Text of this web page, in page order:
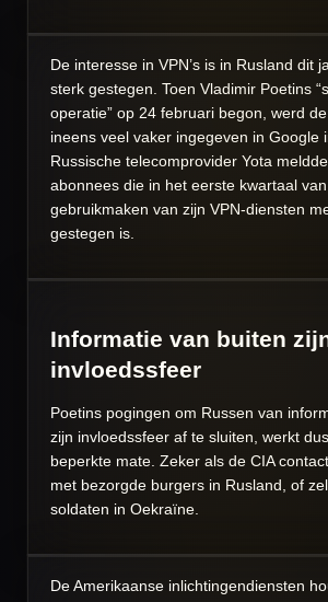
De interesse in VPN’s is in Rusland dit
sterk gestegen. Toen Vladimir Poetins
operatie” op 24 februari begon, werd
ineens veel vaker ingegeven in Google
Russische telecomprovider Yota
abonnees die in het eerste kwartaal
gebruikmaken van zijn VPN-diensten
gestegen is.
Informatie van buiten
invloedssfeer
Poetins pogingen om Russen van
zijn invloedssfeer af te sluiten, werkt
beperkte mate. Zeker als de CIA
met bezorgde burgers in Rusland, of
soldaten in Oekraïne.
De Amerikaanse inlichtingendiensten